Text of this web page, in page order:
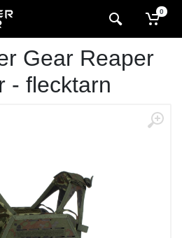
0
Gear Reaper
- flecktarn